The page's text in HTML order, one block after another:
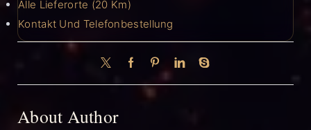
Alle Lieferorte (20 Km)
Kontakt Und Telefonbestellung
About Author